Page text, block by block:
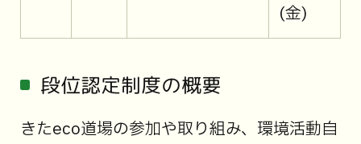
(金)
段位認定制度の概要
きたeco道場の参加や取り組み、環境活動自